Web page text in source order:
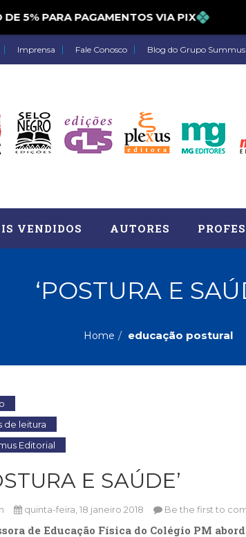
5% PARA PAGAMENTOS VIA PIX
Imprensa Fale Conosco Blog do Grupo Summus
Comportamento (418)
Economia, Negócios (31)
Psicodrama (200)
Puericultura (23)
Religião, Espiritualidade, Filosofia (63)
Televisão (22)
VENDIDOS AUTORES
‘POSTURA E
Home educação postural
de leitura
Editorial
E SAÚDE’
quinta-feira, 18 janeiro 2018 Be the first to
de Educação Física do Colégio PM